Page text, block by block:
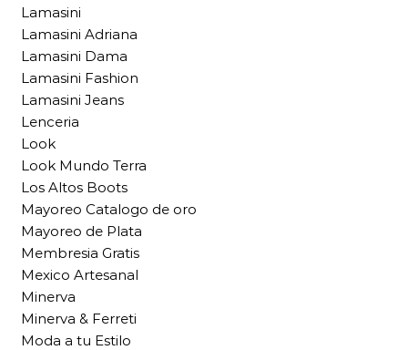
Lamasini
Lamasini Adriana
Lamasini Dama
Lamasini Fashion
Lamasini Jeans
Lenceria
Look
Look Mundo Terra
Los Altos Boots
Mayoreo Catalogo de oro
Mayoreo de Plata
Membresia Gratis
Mexico Artesanal
Minerva
Minerva & Ferreti
Moda a tu Estilo